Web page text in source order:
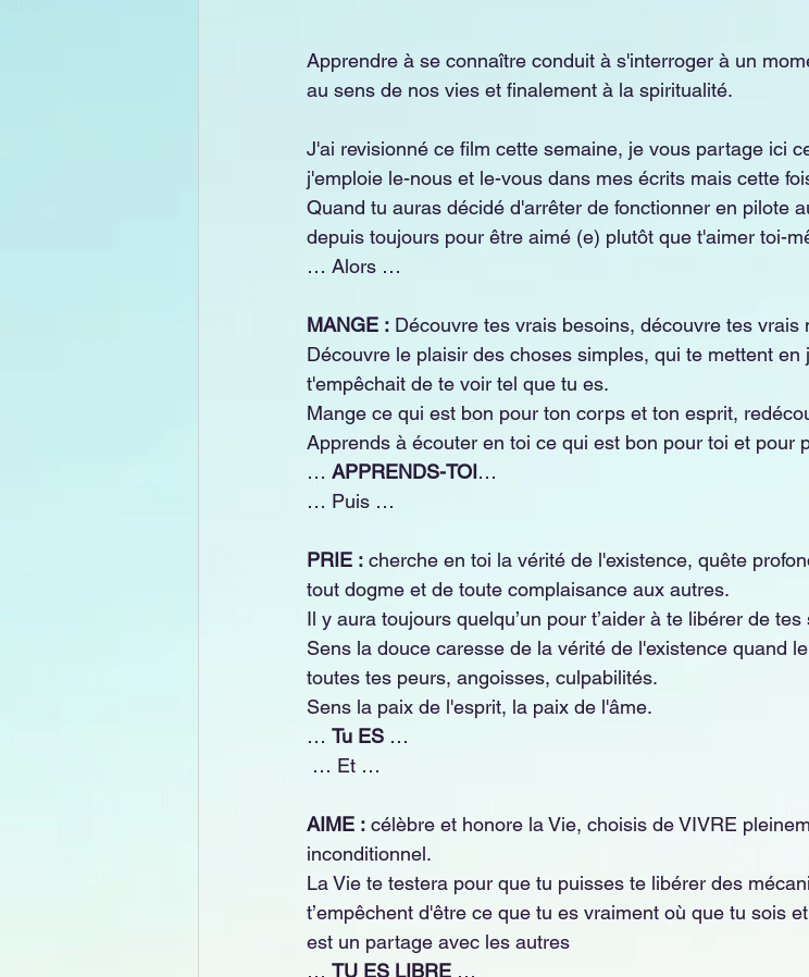
Apprendre à se connaître conduit à s'interroger à un
au sens de nos vies et finalement à la spiritualité.
J'ai revisionné ce film cette semaine, je vous partage ici
j'emploie le-nous et le-vous dans mes écrits mais cette
Quand tu auras décidé d'arrêter de fonctionner en pilote
depuis toujours pour être aimé (e) plutôt que t'aimer toi-
… Alors …
MANGE : Découvre tes vrais besoins, découvre tes vrais
Découvre le plaisir des choses simples, qui te mettent
t'empêchait de te voir tel que tu es.
Mange ce qui est bon pour ton corps et ton esprit,
Apprends à écouter en toi ce qui est bon pour toi et pour
… APPRENDS-TOI…
… Puis …
PRIE : cherche en toi la vérité de l'existence, quête
tout dogme et de toute complaisance aux autres.
Il y aura toujours quelqu’un pour t’aider à te libérer de
Sens la douce caresse de la vérité de l'existence quand
toutes tes peurs, angoisses, culpabilités.
Sens la paix de l'esprit, la paix de l'âme.
… Tu ES …
… Et …
AIME : célèbre et honore la Vie, choisis de VIVRE
inconditionnel.
La Vie te testera pour que tu puisses te libérer des
t’empêchent d'être ce que tu es vraiment où que tu sois
est un partage avec les autres
… TU ES LIBRE …